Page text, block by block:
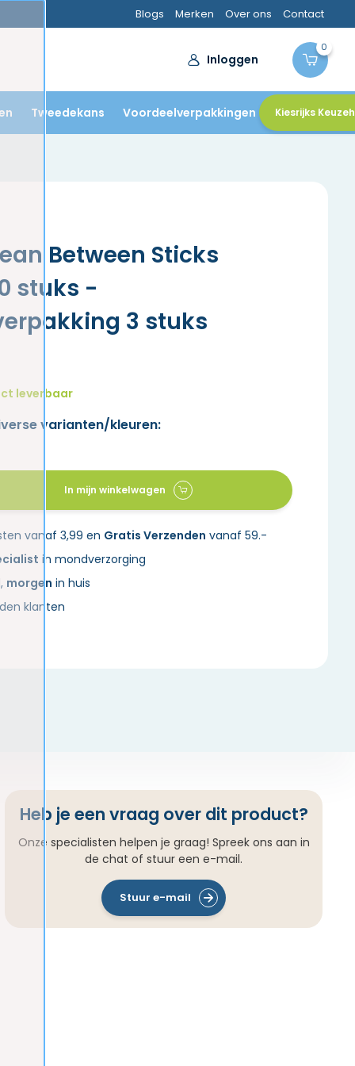
Blogs Merken Over ons Contact
Inloggen
0
Tweedekans Voordeelverpakkingen Kiesrijks
Between Sticks
stuks -
3 stuks
leverbaar
varianten/kleuren:
In mijn winkelwagen
vanaf 3,99 en Gratis Verzenden vanaf 59.-
in mondverzorging
morgen in huis
klanten
Heb je een vraag over dit product?
Onze specialisten helpen je graag! Spreek ons aan in
de chat of stuur een e-mail.
Stuur e-mail